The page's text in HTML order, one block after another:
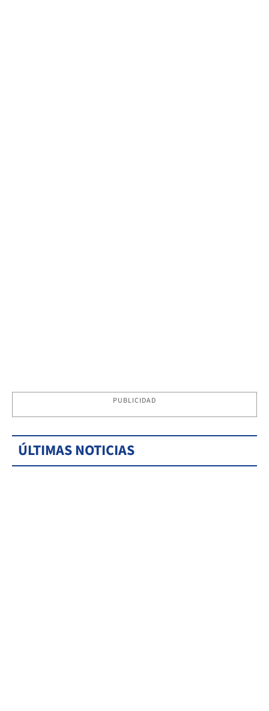
PUBLICIDAD
ÚLTIMAS NOTICIAS